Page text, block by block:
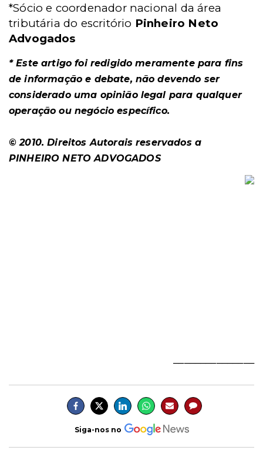
*Sócio e coordenador nacional da área
tributária do escritório Pinheiro Neto
Advogados
* Este artigo foi redigido meramente para fins
de informação e debate, não devendo ser
considerado uma opinião legal para qualquer
operação ou negócio específico.
© 2010. Direitos Autorais reservados a
PINHEIRO NETO ADVOGADOS
Siga-nos no